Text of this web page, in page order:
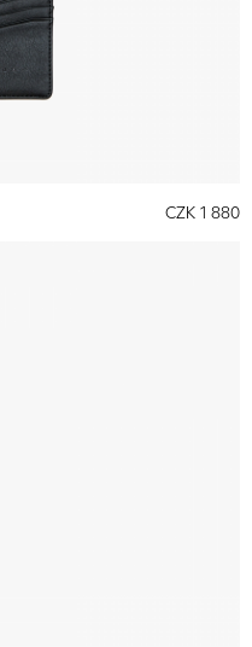
CZK 1 880